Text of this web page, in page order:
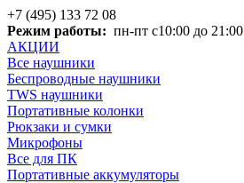
+7 (495) 133 72 08
Режим работы: пн-пт с10:00 до 21:00
АКЦИИ
Все наушники
Беспроводные наушники
TWS наушники
Портативные колонки
Рюкзаки и сумки
Микрофоны
Все для ПК
Портативные аккумуляторы